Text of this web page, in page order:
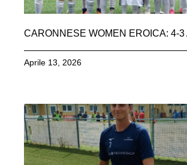
CARONNESE WOMEN EROICA: 4-3
Aprile 13, 2026